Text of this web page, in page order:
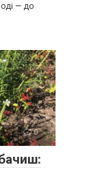
— до
0